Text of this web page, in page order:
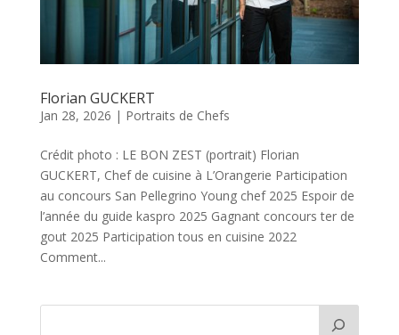
Florian GUCKERT
Jan 28, 2026 | Portraits de Chefs
Crédit photo : LE BON ZEST (portrait) Florian
GUCKERT, Chef de cuisine à L’Orangerie Participation
au concours San Pellegrino Young chef 2025 Espoir de
l’année du guide kaspro 2025 Gagnant concours ter de
gout 2025 Participation tous en cuisine 2022
Comment...